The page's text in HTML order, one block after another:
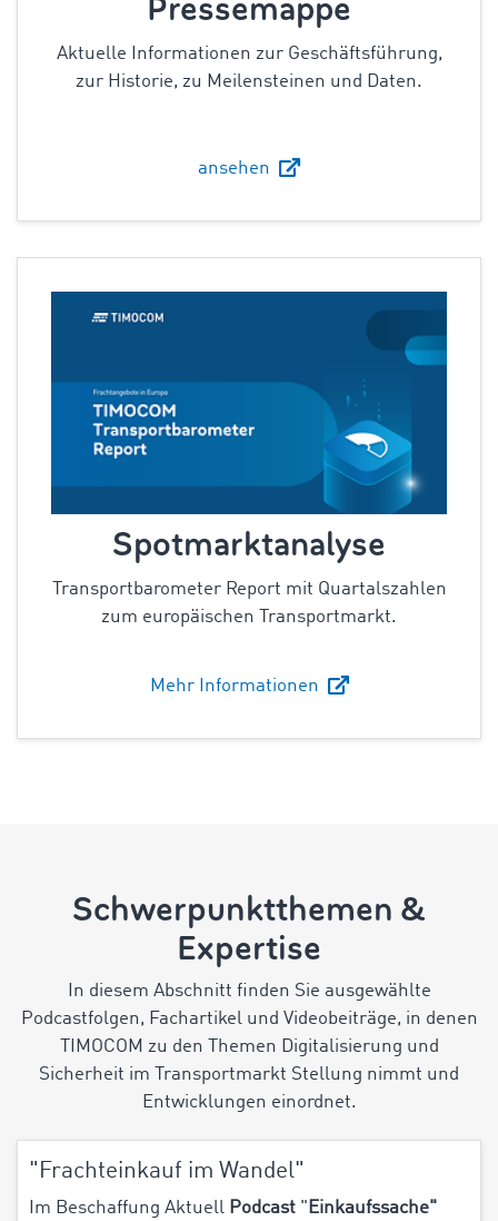
Pressemappe
Aktuelle Informationen zur Geschäftsführung,
zur Historie, zu Meilensteinen und Daten.
ansehen
Spotmarktanalyse
Transportbarometer Report mit Quartalszahlen
zum europäischen Transportmarkt.
Mehr Informationen
Schwerpunktthemen &
Expertise
In diesem Abschnitt finden Sie ausgewählte
Podcastfolgen, Fachartikel und Videobeiträge, in denen
TIMOCOM zu den Themen Digitalisierung und
Sicherheit im Transportmarkt Stellung nimmt und
Entwicklungen einordnet.
"Frachteinkauf im Wandel"
Im Beschaffung Aktuell Podcast " Einkaufssache"